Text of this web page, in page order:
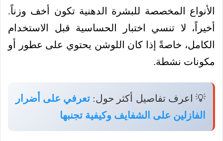
الأنواع المخصصة للبشرة الدهنية تكون أخف وزناً.
أخيراً، لا تنسي اختبار الحساسية قبل الاستخدام
الكامل، خاصةً إذا كان اللوشن يحتوي على عطور أو
مكونات نشطة.
💡 اعرف تفاصيل أكثر حول: تعرفي على أضرار
الفازلين على الشفايف وكيفية تجنبها